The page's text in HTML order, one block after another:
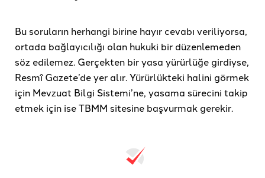
Bu soruların herhangi birine hayır cevabı veriliyorsa,
ortada bağlayıcılığı olan hukuki bir düzenlemeden
söz edilemez. Gerçekten bir yasa yürürlüğe girdiyse,
Resmî Gazete’de yer alır. Yürürlükteki halini görmek
için Mevzuat Bilgi Sistemi’ne, yasama sürecini takip
etmek için ise TBMM sitesine başvurmak gerekir.